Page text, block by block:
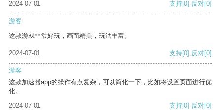
2024-07-01
支持[0] 反对[0]
游客
这款游戏非常好玩，画面精美，玩法丰富。
2024-07-01 支持[0] 反对[0]
游客
这款加速器app的操作有点复杂，可以简化一下，比如将设置页面进行优
化。
2024-07-01
支持[0] 反对[0]